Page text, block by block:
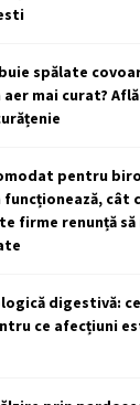
spălate
mai curat?
pentru
funcționează, cât
firme renunță să
digestivă: ce
ce afecțiuni